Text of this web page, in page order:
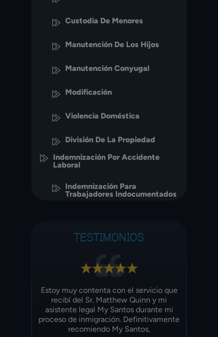
Custodia De Menores
Manutención De Los Hijos
Manutención Conyugal
Modificación
Violencia Doméstica
División De La Propiedad
Indemnización Por Accidente
Laboral
Indemnización Para
Trabajadores Indocumentados
TESTIMONIOS
Estoy muy contenta con el servicio que
recibí del Sr. Matthew Quinn y mi
asistente legal My Santos durante mi
proceso de inmigración. Definitivamente
recomiendo My Santos,